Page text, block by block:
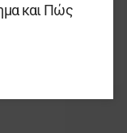
και Πώς